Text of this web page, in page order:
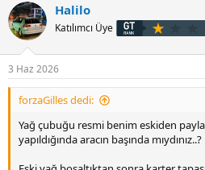
k
i
l
Halilo
Katılımcı Üye
3 Haz 2026
forzaGilles dedi:
Yağ çubuğu resmi benim eskiden
yapıldığında aracın başında mıydınız..?